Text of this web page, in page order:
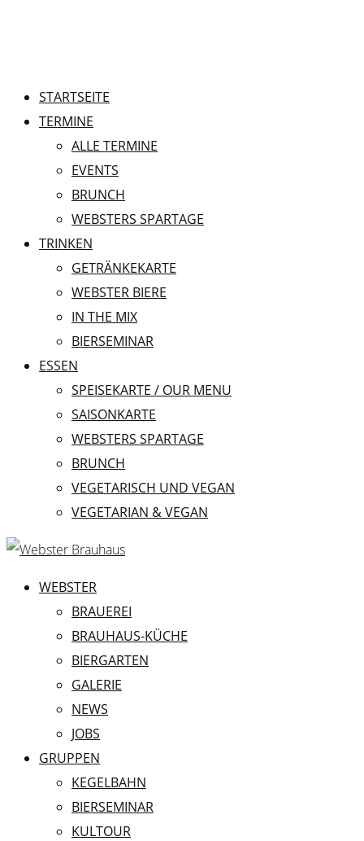
STARTSEITE
TERMINE
ALLE TERMINE
EVENTS
BRUNCH
WEBSTERS SPARTAGE
TRINKEN
GETRÄNKEKARTE
WEBSTER BIERE
IN THE MIX
BIERSEMINAR
ESSEN
SPEISEKARTE / OUR MENU
SAISONKARTE
WEBSTERS SPARTAGE
BRUNCH
VEGETARISCH UND VEGAN
VEGETARIAN & VEGAN
WEBSTER
BRAUEREI
BRAUHAUS-KÜCHE
BIERGARTEN
GALERIE
NEWS
JOBS
GRUPPEN
KEGELBAHN
BIERSEMINAR
KULTOUR